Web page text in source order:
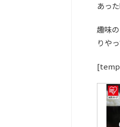
あっ
趣味
りや